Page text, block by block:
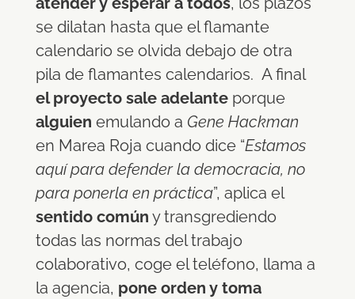
se dilatan hasta que el flamante
calendario se olvida debajo de otra
pila de flamantes calendarios. A final
el proyecto sale adelanteporque
alguien emulando a Gene Hackman
en Marea Roja cuando dice “Estamos
aquí para defender la democracia, no
para ponerla en práctica”, aplica el
sentido común y transgrediendo
todas las normas del trabajo
colaborativo, coge el teléfono, llama a
la agencia, pone orden y toma